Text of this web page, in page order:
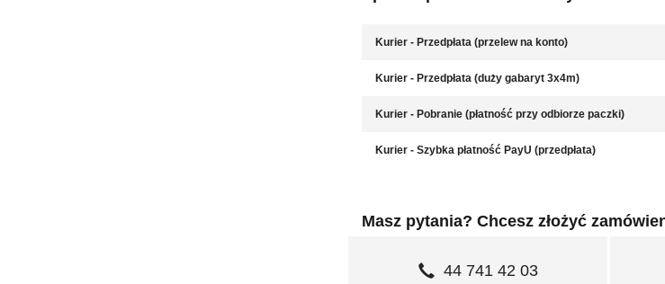
Kurier - Przedpłata (przelew na konto)
Kurier - Przedpłata (duży gabaryt 3x4m)
Kurier - Pobranie (płatność przy odbiorze paczki)
Kurier - Szybka płatność PayU (przedpłata)
Masz pytania? Chcesz złożyć
44 741 42 03